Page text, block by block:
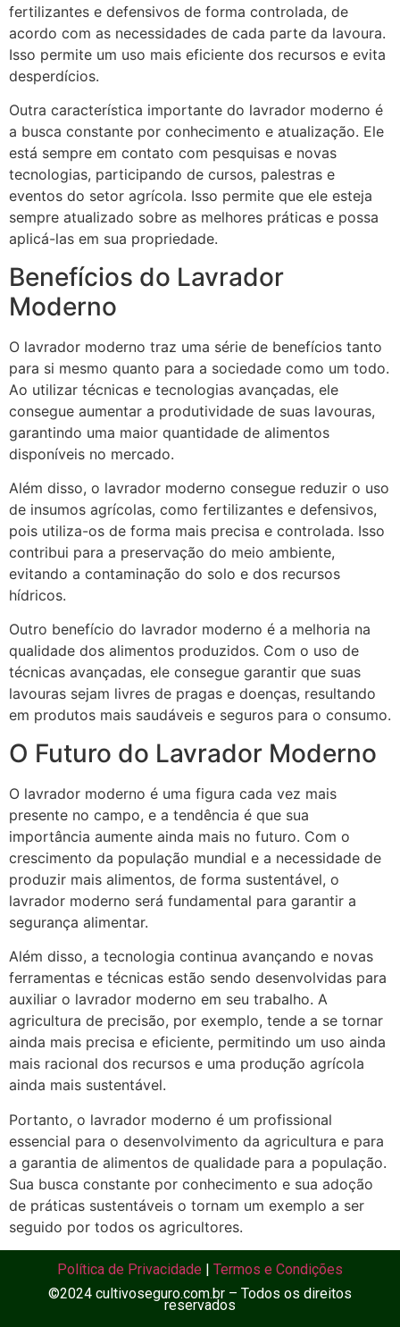
fertilizantes e defensivos de forma controlada, de
acordo com as necessidades de cada parte da lavoura.
Isso permite um uso mais eficiente dos recursos e evita
desperdícios.
Outra característica importante do lavrador moderno é
a busca constante por conhecimento e atualização. Ele
está sempre em contato com pesquisas e novas
tecnologias, participando de cursos, palestras e
eventos do setor agrícola. Isso permite que ele esteja
sempre atualizado sobre as melhores práticas e possa
aplicá-las em sua propriedade.
Benefícios do Lavrador
Moderno
O lavrador moderno traz uma série de benefícios tanto
para si mesmo quanto para a sociedade como um todo.
Ao utilizar técnicas e tecnologias avançadas, ele
consegue aumentar a produtividade de suas lavouras,
garantindo uma maior quantidade de alimentos
disponíveis no mercado.
Além disso, o lavrador moderno consegue reduzir o uso
de insumos agrícolas, como fertilizantes e defensivos,
pois utiliza-os de forma mais precisa e controlada. Isso
contribui para a preservação do meio ambiente,
evitando a contaminação do solo e dos recursos
hídricos.
Outro benefício do lavrador moderno é a melhoria na
qualidade dos alimentos produzidos. Com o uso de
técnicas avançadas, ele consegue garantir que suas
lavouras sejam livres de pragas e doenças, resultando
em produtos mais saudáveis e seguros para o consumo.
O Futuro do Lavrador Moderno
O lavrador moderno é uma figura cada vez mais
presente no campo, e a tendência é que sua
importância aumente ainda mais no futuro. Com o
crescimento da população mundial e a necessidade de
produzir mais alimentos, de forma sustentável, o
lavrador moderno será fundamental para garantir a
segurança alimentar.
Além disso, a tecnologia continua avançando e novas
ferramentas e técnicas estão sendo desenvolvidas para
auxiliar o lavrador moderno em seu trabalho. A
agricultura de precisão, por exemplo, tende a se tornar
ainda mais precisa e eficiente, permitindo um uso ainda
mais racional dos recursos e uma produção agrícola
ainda mais sustentável.
Portanto, o lavrador moderno é um profissional
essencial para o desenvolvimento da agricultura e para
a garantia de alimentos de qualidade para a população.
Sua busca constante por conhecimento e sua adoção
de práticas sustentáveis o tornam um exemplo a ser
seguido por todos os agricultores.
Política de Privacidade | Termos e Condições
©2024 cultivoseguro.com.br – Todos os direitos
reservados